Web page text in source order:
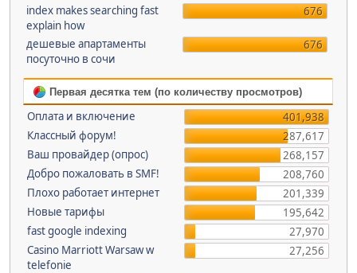
index makes searching fast
explain how
676
дешевые апартаменты
посуточно в сочи
676
Первая десятка тем (по количеству просмотров)
Оплата и включение
401,938
Классный форум!
287,617
Ваш провайдер (опрос)
268,157
Добро пожаловать в SMF!
208,760
Плохо работает интернет
201,339
Новые тарифы
195,642
fast google indexing
27,970
Casino Marriott Warsaw w
telefonie
27,256